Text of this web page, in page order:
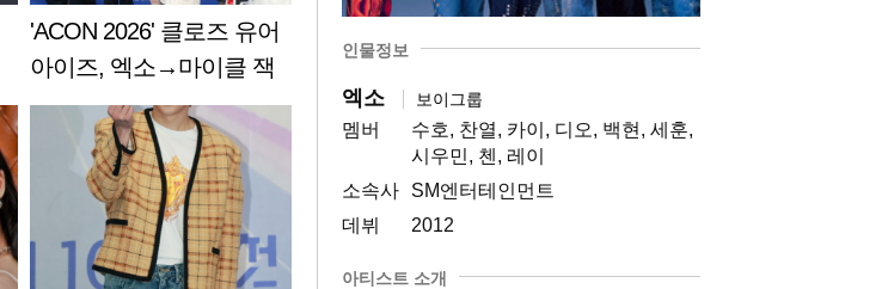
'ACON 2026' 클로즈 유어
아이즈, 엑소→마이클 잭
슨 커버..타이베이 달궜다
인물정보
엑소 보이그룹
멤버
수호, 찬열, 카이, 디오, 백현, 세훈,
시우민, 첸, 레이
소속사
SM엔터테인먼트
데뷔
2012
아티스트 소개